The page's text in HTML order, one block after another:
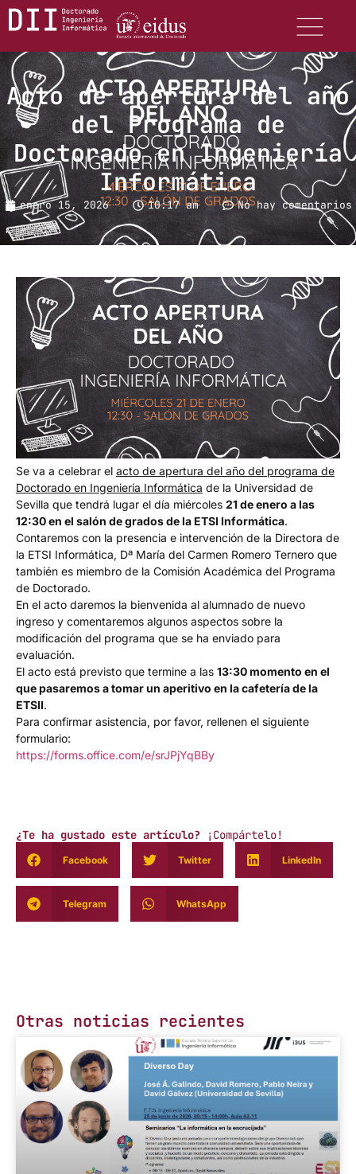
Acto de apertura del año
del Programa de
Doctorado en Ingeniería
Informática
enero 15, 2026 10:17 am No hay comentarios
Se va a celebrar el acto de apertura del año del programa de
Doctorado en Ingeniería Informática de la Universidad de
Sevilla que tendrá lugar el día miércoles 21 de enero a las
12:30 en el salón de grados de la ETSI Informática.
Contaremos con la presencia e intervención de la Directora de
la ETSI Informática, Dª María del Carmen Romero Ternero que
también es miembro de la Comisión Académica del Programa
de Doctorado.
En el acto daremos la bienvenida al alumnado de nuevo
ingreso y comentaremos algunos aspectos sobre la
modificación del programa que se ha enviado para
evaluación.
El acto está previsto que termine a las 13:30 momento en el
que pasaremos a tomar un aperitivo en la cafetería de la
ETSII.
Para confirmar asistencia, por favor, rellenen el siguiente
formulario:
https://forms.office.com/e/srJPjYqBBy
¿Te ha gustado este artículo? ¡Compártelo!
Facebook Twitter LinkedIn
Telegram WhatsApp
Otras noticias recientes